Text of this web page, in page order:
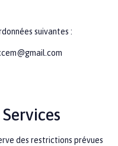
suivantes :
des restrictions prévues